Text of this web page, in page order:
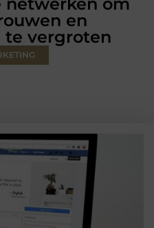
en
te vergroten